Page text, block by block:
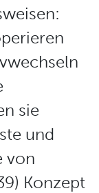
sie
und
von
Konzept